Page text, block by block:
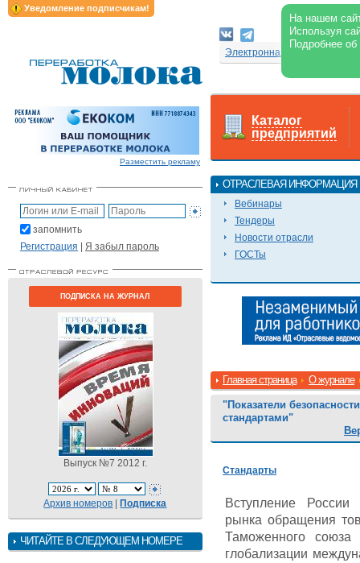
Уведомление подписчикам!
На нашем
Используя
Подробнее
Электронная версия
Разместить рекламу
запомнить
Регистрация | Я забыл пароль
ПОДПИСКА НА ЖУРНАЛ
Выпуск №7 2012 г.
Архив номеров |Подписка
ЧИТАЙТЕ В СЛЕДУЮЩЕМ НОМЕРЕ
Каталог
предприятий
ОТРАСЛЕВАЯ ИНФОРМАЦИЯ
Вебинары
Тендеры
Новости отрасли
ГОСТы
Главная страница О журнале
"Показатели
стандартами"
Стандарты
Вступление
рынка обращения
Таможенного
глобализации